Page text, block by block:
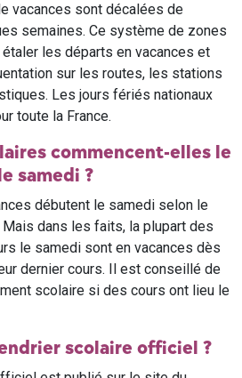
vacances sont décalées de
semaines. Ce système de zones
les départs en vacances et
sur les routes, les stations
Les jours fériés nationaux
toute la France.
commencent-elles le
samedi ?
débutent le samedi selon le
dans les faits, la plupart des
le samedi sont en vacances dès
dernier cours. Il est conseillé de
scolaire si des cours ont lieu le
scolaire officiel ?